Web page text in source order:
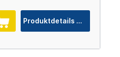
Produktdetails